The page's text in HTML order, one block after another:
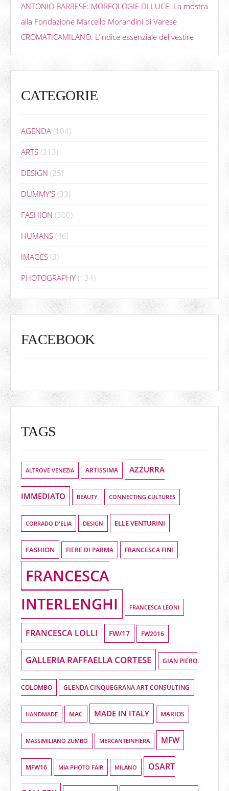
ANTONIO BARRESE: MORFOLOGIE DI LUCE. La mostra
alla Fondazione Marcello Morandini di Varese
CROMATICAMILANO. L’indice essenziale del vestire
CATEGORIE
AGENDA (104)
ARTS (313)
DESIGN (25)
DUMMY'S (33)
FASHION (300)
HUMANS (46)
IMAGES (3)
PHOTOGRAPHY (134)
FACEBOOK
TAGS
ALTROVE VENEZIA ARTISSIMA AZZURRA
IMMEDIATO BEAUTY CONNECTING CULTURES
CORRADO D'ELIA DESIGN ELLE VENTURINI
FASHION FIERE DI PARMA FRANCESCA FINI
FRANCESCA
INTERLENGHI
FRANCESCA LEONI
FRANCESCA LOLLI FW/17 FW2016
GALLERIA RAFFAELLA CORTESE GIAN PIERO
COLOMBO GLENDA CINQUEGRANA ART CONSULTING
HANDMADE MAC MADE IN ITALY MARIOS
MASSIMILIANO ZUMBO MERCANTEINFIERA MFW
MFW16 MIA PHOTO FAIR MILANO OSART